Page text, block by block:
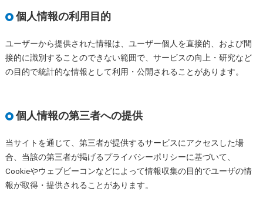
個人情報の利用目的
ユーザーから提供された情報は、ユーザー個人を直接的、および間
接的に識別することのできない範囲で、サービスの向上・研究など
の目的で統計的な情報として利用・公開されることがあります。
個人情報の第三者への提供
当サイトを通じて、第三者が提供するサービスにアクセスした場
合、当該の第三者が掲げるプライバシーポリシーに基づいて、
Cookieやウェブビーコンなどによって情報収集の目的でユーザの情
報が取得・提供されることがあります。